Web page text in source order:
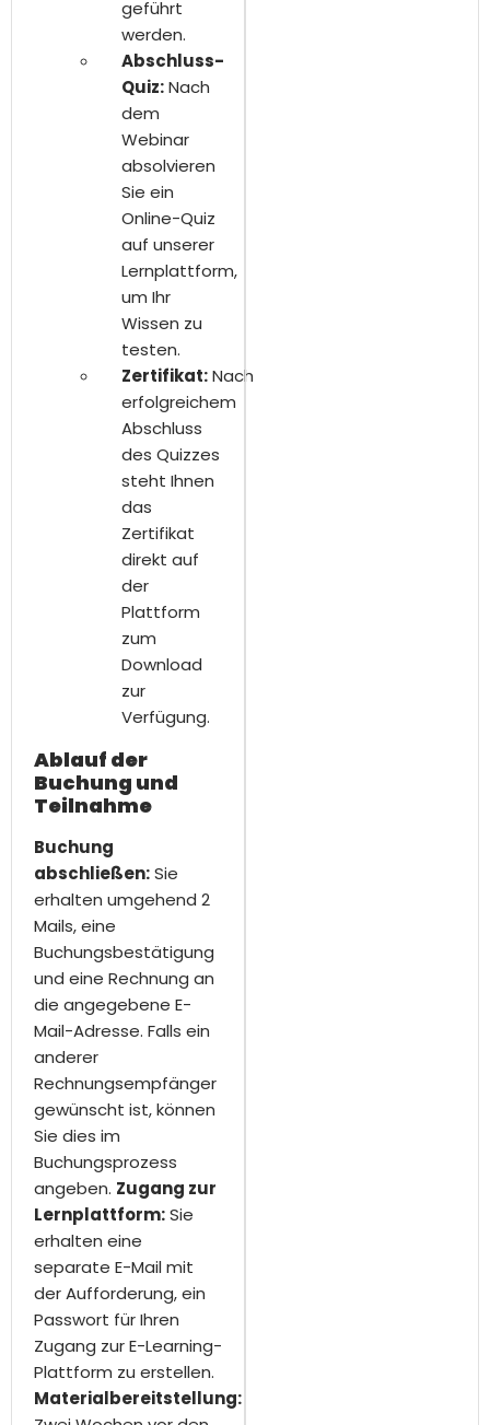
geführt
werden.
Abschluss-
Quiz:Nach
dem
Webinar
absolvieren
Sie ein
Online-Quiz
auf unserer
Lernplattform,
um Ihr
Wissen zu
testen.
Zertifikat:Nach
erfolgreichem
Abschluss
des Quizzes
steht Ihnen
das
Zertifikat
direkt auf
der
Plattform
zum
Download
zur
Verfügung.
Ablauf der
Buchung und
Teilnahme
Buchung
abschließen:Sie
erhalten umgehend 2
Mails, eine
Buchungsbestätigung
und eine Rechnung an
die angegebene E-
Mail-Adresse. Falls ein
anderer
Rechnungsempfänger
gewünscht ist, können
Sie dies im
Buchungsprozess
angeben. Zugang zur
Lernplattform:Sie
erhalten eine
separate E-Mail mit
der Aufforderung, ein
Passwort für Ihren
Zugang zur E-Learning-
Plattform zu erstellen.
Materialbereitstellung: